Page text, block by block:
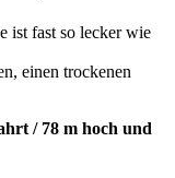
ist fast so lecker wie
einen trockenen
/ 78 m hoch und